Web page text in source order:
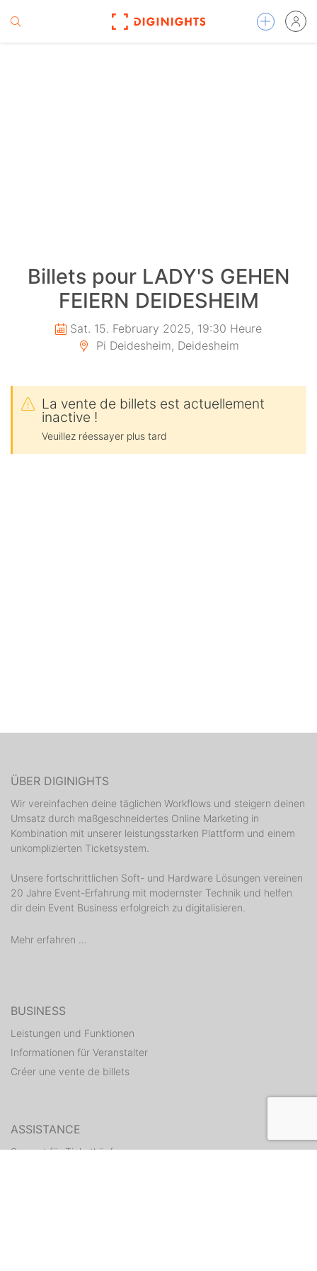
Billets pour LADY'S GEHEN
FEIERN DEIDESHEIM
Sat. 15. February 2025, 19:30 Heure
Pi Deidesheim, Deidesheim
La vente de billets est actuellement
inactive !
Veuillez réessayer plus tard
ÜBER DIGINIGHTS
Wir vereinfachen deine täglichen Workflows und steigern deinen
Umsatz durch maßgeschneidertes Online Marketing in
Kombination mit unserer leistungsstarken Plattform und einem
unkomplizierten Ticketsystem.
Unsere fortschrittlichen Soft- und Hardware Lösungen vereinen
20 Jahre Event-Erfahrung mit modernster Technik und helfen
dir dein Event Business erfolgreich zu digitalisieren.
Mehr erfahren ...
BUSINESS
Leistungen und Funktionen
Informationen für Veranstalter
Créer une vente de billets
ASSISTANCE
Support für Ticketkäufer